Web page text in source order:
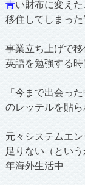
青い財布に変え
移住してしまった
事業立ち上げで
英語を勉強する
「今まで出会っ
のレッテルを貼ら
元々システムエ
足りない（とい
年海外生活中